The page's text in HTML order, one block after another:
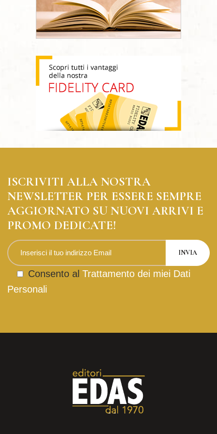
ISCRIVITI ALLA NOSTRA
NEWSLETTER PER ESSERE SEMPRE
AGGIORNATO SU NUOVI ARRIVI E
PROMO DEDICATE!
Consento al Trattamento dei miei Dati
Personali